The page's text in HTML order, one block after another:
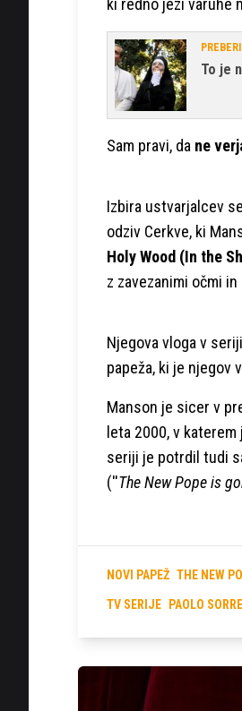
To je
Sam pravi, da ne
Izbira ustvarjalcev
odziv Cerkve, ki
Holy Wood (In the
z zavezanimi očmi
Njegova vloga v
papeža, ki je njegov
Manson je sicer v
leta 2000, v katerem
seriji je potrdil tudi
(''The New Pope is
NOVI PAPEŽ THE NEW
TV SERIJE PAOLO